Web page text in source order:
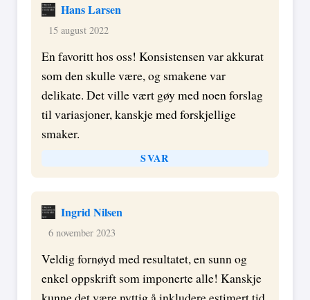
Hans Larsen
15 august 2022
En favoritt hos oss! Konsistensen var akkurat
som den skulle være, og smakene var
delikate. Det ville vært gøy med noen forslag
til variasjoner, kanskje med forskjellige
smaker.
SVAR
Ingrid Nilsen
6 november 2023
Veldig fornøyd med resultatet, en sunn og
enkel oppskrift som imponerte alle! Kanskje